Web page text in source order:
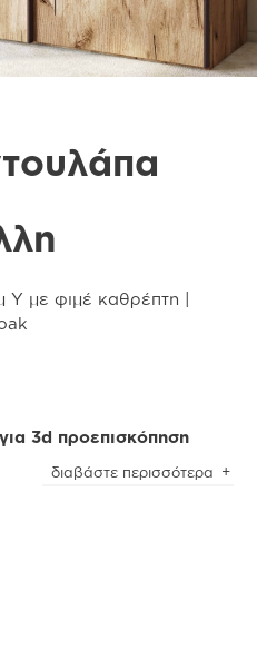
με φιμέ καθρέπτη |
3d προεπισκόπηση
μικρή χρωματική
καταστήματα.
διαβάστε περισσότερα